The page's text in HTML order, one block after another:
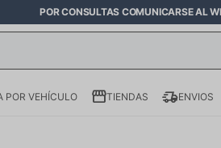
POR CONSULTAS COMUNICARSE AL
POR VEHÍCULO TIENDAS ENVIOS